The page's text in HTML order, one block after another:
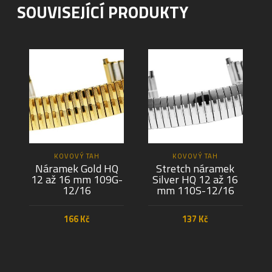
SOUVISEJÍCÍ PRODUKTY
KOVOVÝ TAH
Náramek Gold HQ
12 až 16 mm 109G-
12/16
166Kč
KOVOVÝ TAH
Stretch náramek
Silver HQ 12 až 16
mm 110S-12/16
137 Kč